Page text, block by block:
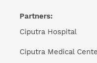
Partners:
Ciputra Hospital
Ciputra Medical